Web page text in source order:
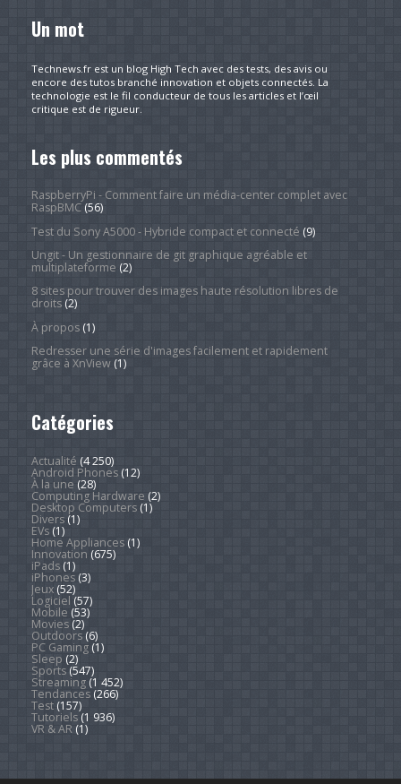
Un mot
Technews.fr est un blog High Tech avec des tests, des avis ou
encore des tutos branché innovation et objets connectés. La
technologie est le fil conducteur de tous les articles et l’œil
critique est de rigueur.
Les plus commentés
RaspberryPi - Comment faire un média-center complet avec
RaspBMC(56)
Test du Sony A5000 - Hybride compact et connecté (9)
Ungit - Un gestionnaire de git graphique agréable et
multiplateforme (2)
8 sites pour trouver des images haute résolution libres de
droits(2)
À propos(1)
Redresser une série d'images facilement et rapidement
grâce à XnView(1)
Catégories
Actualité (4 250)
Android Phones(12)
À la une (28)
Computing Hardware (2)
Desktop Computers(1)
Divers(1)
EVs(1)
Home Appliances(1)
Innovation (675)
iPads(1)
iPhones(3)
Jeux(52)
Logiciel (57)
Mobile (53)
Movies(2)
Outdoors(6)
PC Gaming(1)
Sleep (2)
Sports(547)
Streaming(1 452)
Tendances(266)
Test(157)
Tutoriels(1 936)
VR & AR(1)